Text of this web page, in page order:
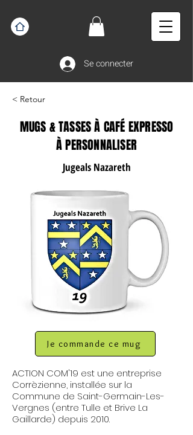
Se connecter
< Retour
MUGS & TASSES À CAFÉ EXPRESSO
À PERSONNALISER
Jugeals Nazareth
Je commande ce mug
ACTION COM'19 est une entreprise
Corrèzienne, installée sur la
Commune de Saint-Germain-Les-
Vergnes (entre Tulle et Brive La
Gaillarde) depuis 2010.